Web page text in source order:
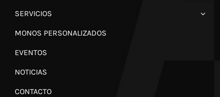
SERVICIOS
MONOS PERSONALIZADOS
EVENTOS
NOTICIAS
CONTACTO